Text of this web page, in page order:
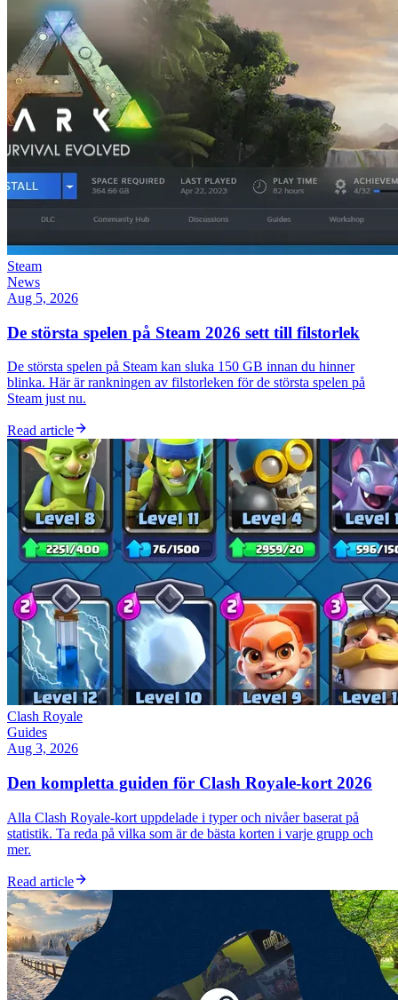
Steam
News
Aug 5, 2026
De största spelen på Steam 2026 sett till filstorlek
De största spelen på Steam kan sluka 150 GB innan du hinner
blinka. Här är rankningen av filstorleken för de största spelen på
Steam just nu.
Read article
Clash Royale
Guides
Aug 3, 2026
Den kompletta guiden för Clash Royale-kort 2026
Alla Clash Royale-kort uppdelade i typer och nivåer baserat på
statistik. Ta reda på vilka som är de bästa korten i varje grupp och
mer.
Read article